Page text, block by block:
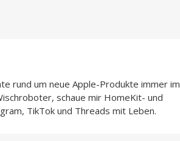
rund um neue Apple-Produkte immer im
schaue mir HomeKit- und
TikTok und Threads mit Leben.